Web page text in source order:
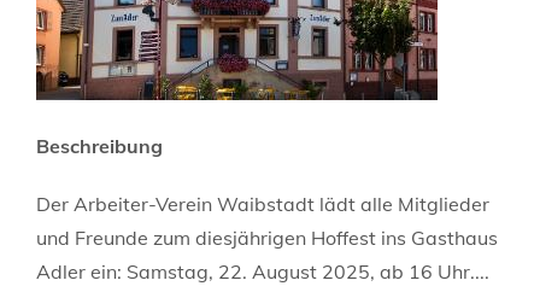
Beschreibung
Der Arbeiter-Verein Waibstadt lädt alle Mitglieder
und Freunde zum diesjährigen Hoffest ins Gasthaus
Adler ein: Samstag, 22. August 2025, ab 16 Uhr....